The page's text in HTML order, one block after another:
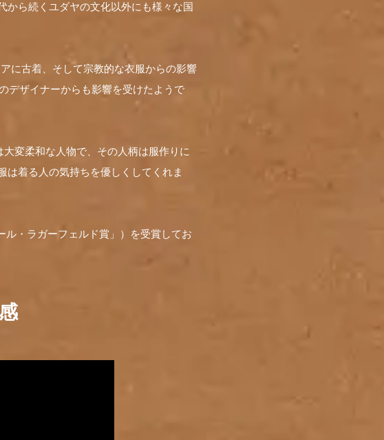
から続くユダヤの文化以外にも様々な国
に古着、そして宗教的な衣服からの影響
デザイナーからも影響を受けたようで
変柔和な人物で、その人柄は服作りに
は着る人の気持ちを優しくしてくれま
ル・ラガーフェルド賞」）を受賞してお